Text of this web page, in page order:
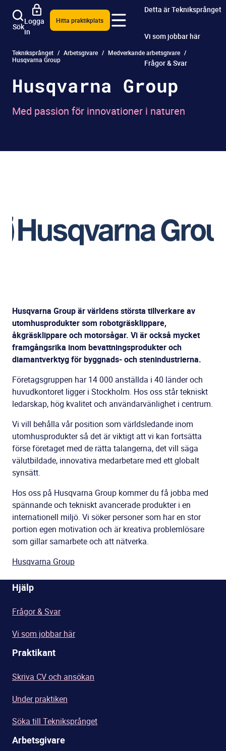
Sök
Logga
in
Hitta praktikplats
Detta är Tekniksprånget
Vi som jobbar här
Frågor & Svar
Tekniksprånget Arbetsgivare
Medverkande arbetsgivare
Husqvarna Group
Husqvarna Group
Med passion för innovationer i naturen
Husqvarna Group är världens största tillverkare av
utomhusprodukter som robotgräsklippare,
åkgräsklippare och motorsågar. Vi är också mycket
framgångsrika inom bevattningsprodukter och
diamantverktyg för byggnads- och stenindustrierna.
Företagsgruppen har 14 000 anställda i 40 länder och
huvudkontoret ligger i Stockholm. Hos oss står tekniskt
ledarskap, hög kvalitet och användarvänlighet i centrum.
Vi vill behålla vår position som världsledande inom
utomhusprodukter så det är viktigt att vi kan fortsätta
förse företaget med de rätta talangerna, det vill säga
välutbildade, innovativa medarbetare med ett globalt
synsätt.
Hos oss på Husqvarna Group kommer du få jobba med
spännande och tekniskt avancerade produkter i en
internationell miljö. Vi söker personer som har en stor
portion egen motivation och är kreativa problemlösare
som gillar samarbete och att nätverka.
Husqvarna Group
Hjälp
Frågor & Svar
Vi som jobbar här
Praktikant
Skriva CV och ansökan
Under praktiken
Söka till Tekniksprånget
Arbetsgivare